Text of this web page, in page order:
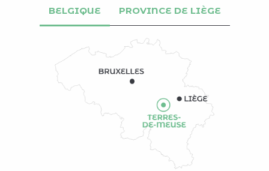
BELGIQUE PROVINCE DE LIÈGE